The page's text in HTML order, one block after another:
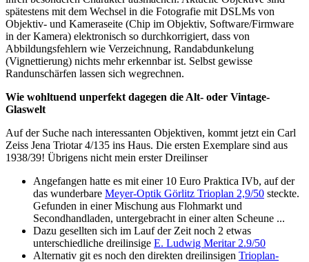
spätestens mit dem Wechsel in die Fotografie mit DSLMs von
Objektiv- und Kameraseite (Chip im Objektiv, Software/Firmware
in der Kamera) elektronisch so durchkorrigiert, dass von
Abbildungsfehlern wie Verzeichnung, Randabdunkelung
(Vignettierung) nichts mehr erkennbar ist. Selbst gewisse
Randunschärfen lassen sich wegrechnen.
Wie wohltuend unperfekt dagegen die Alt- oder Vintage-
Glaswelt
Auf der Suche nach interessanten Objektiven, kommt jetzt ein Carl
Zeiss Jena Triotar 4/135 ins Haus. Die ersten Exemplare sind aus
1938/39! Übrigens nicht mein erster Dreilinser
Angefangen hatte es mit einer 10 Euro Praktica IVb, auf der
das wunderbare Meyer-Optik Görlitz Trioplan 2,9/50 steckte.
Gefunden in einer Mischung aus Flohmarkt und
Secondhandladen, untergebracht in einer alten Scheune ...
Dazu gesellten sich im Lauf der Zeit noch 2 etwas
unterschiedliche dreilinsige E. Ludwig Meritar 2.9/50
Alternativ git es noch den direkten dreilinsigen Trioplan-